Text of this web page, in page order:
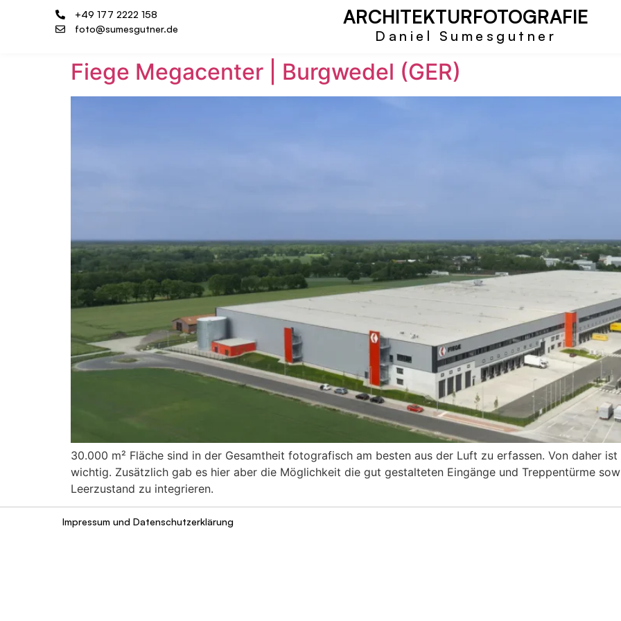
+49 177 2222 158
foto@sumesgutner.de
ARCHITEKTURFOTOGRAFIE
Daniel Sumesgutner
Fiege Megacenter | Burgwedel (GER)
30.000 m² Fläche sind in der Gesamtheit fotografisch am besten aus der Luft zu erfassen. Von daher
wichtig. Zusätzlich gab es hier aber die Möglichkeit die gut gestalteten Eingänge und Treppentürme
Leerzustand zu integrieren.
Impressum und Datenschutzerklärung